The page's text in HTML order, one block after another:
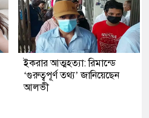
ইকরার আত্মহত্যা: রিমান্ডে
‘গুরুত্বপূর্ণ তথ্য’ জানিয়েছেন
আলভী